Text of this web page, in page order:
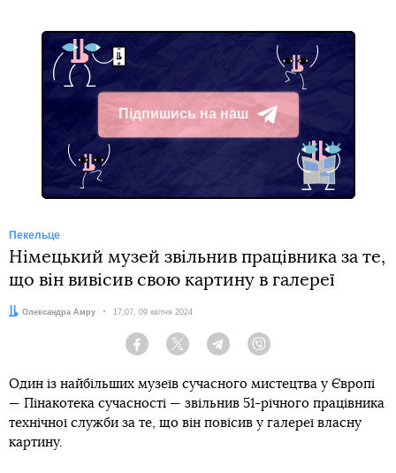
Підпишись на наш
Telegram
Пекельце
Німецький музей звільнив працівника за те,
що він вивісив свою картину в галереї
Автор:
Олександра Амру Дата:
17:07, 09 квітня 2024
Facebook Twitter Telegram
Один із найбільших музеїв сучасного мистецтва у Європі
— Пінакотека сучасності — звільнив 51-річного працівника
технічної служби за те, що він повісив у галереї власну
картину.